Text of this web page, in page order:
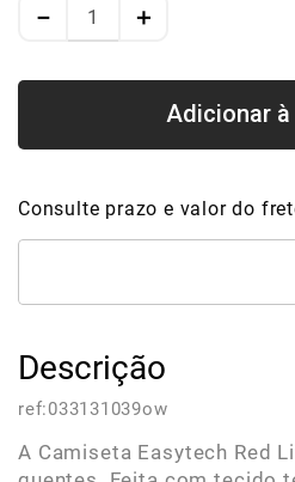
＋
－
Consulte prazo e valor do
Descrição
ref:033131039ow
A Camiseta Easytech Red